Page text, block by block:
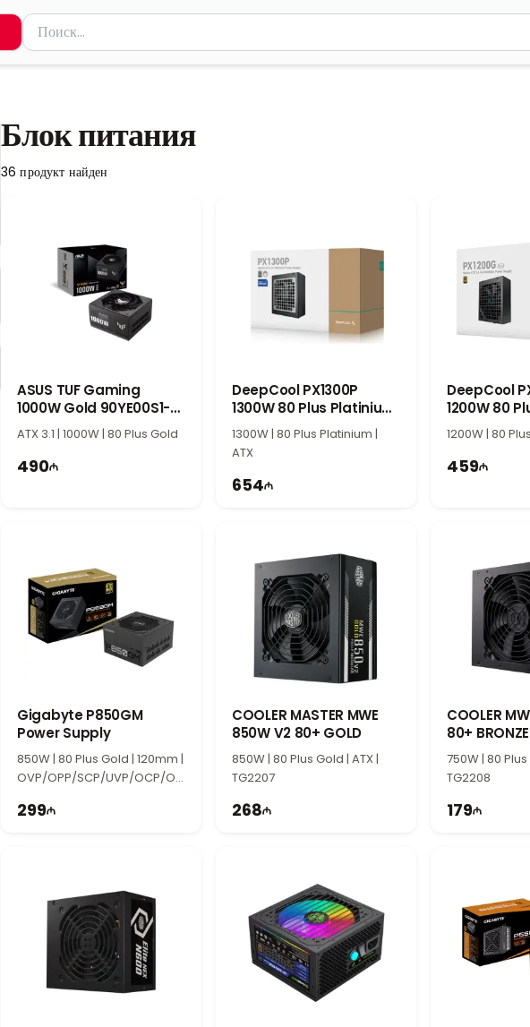
Поиск товаров
Введите минимум 2 символа для поиска. Нажмите Enter для отправки или
Блок питания
36 продукт найден
ASUS TUF Gaming
1000W Gold 90YE00S1-
B0NA00
ATX 3.1 | 1000W | 80 Plus Gold
490
DeepCool PX1300P
1300W 80 Plus Platinium
Power Supply
1300W | 80 Plus Platinium |
ATX
654
DeepCool
1200W 80
Power
1200W | 80
459
Gigabyte P850GM
Power Supply
850W | 80 Plus Gold | 120mm |
OVP/OPP/SCP/UVP/OCP/OT
299
COOLER MASTER MWE
850W V2 80+ GOLD
850W | 80 Plus Gold | ATX |
TG2207
268
COOLER
80+ BRONZE
750W | 80
TG2208
179